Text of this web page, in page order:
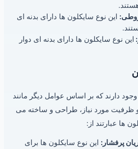
این نوع سایکلون ها دارای بدنه ای
این نوع سایکلون ها دارای بدنه ای دوار
دارند که بر اساس عوامل دیگر مانند
و ظرفیت مورد نیاز، طراحی و ساخته می
ها عبارتند از:
پرفشار: این نوع سایکلون ها برای